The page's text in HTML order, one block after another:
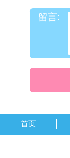
留言:
首页